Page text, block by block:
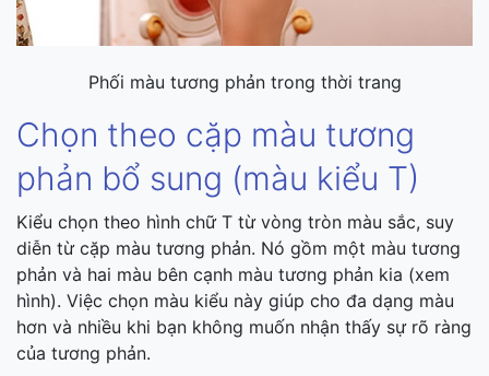
Phối màu tương phản trong thời trang
Chọn theo cặp màu tương
phản bổ sung (màu kiểu T)
Kiểu chọn theo hình chữ T từ vòng tròn màu sắc, suy
diễn từ cặp màu tương phản. Nó gồm một màu tương
phản và hai màu bên cạnh màu tương phản kia (xem
hình). Việc chọn màu kiểu này giúp cho đa dạng màu
hơn và nhiều khi bạn không muốn nhận thấy sự rõ ràng
của tương phản.